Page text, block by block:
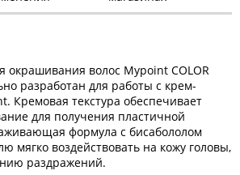
окрашивания волос Mypoint COLOR
разработан для работы с крем-
Кремовая текстура обеспечивает
для получения пластичной
формула с бисабололом
мягко воздействовать на кожу головы,
раздражений.